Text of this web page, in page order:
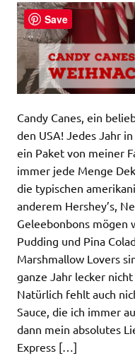
Candy Canes, ein
den USA! Jedes Jahr
ein Paket von meiner
immer jede Menge
die typischen
anderem Hershey’s,
Geleebonbons mögen
Pudding und Pina
Marshmallow Lovers
ganze Jahr lecker
Natürlich fehlt auch
Sauce, die ich immer
dann mein absolutes
Express […]
Save